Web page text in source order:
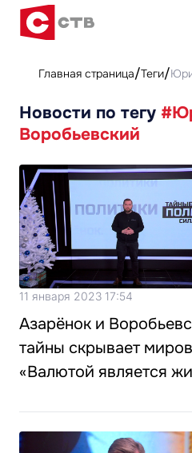
Главная страница Теги
Новости по тегу
Воробьевский
11 января 2023 17:54
Азарёнок и
тайны скрывает
«Валютой является